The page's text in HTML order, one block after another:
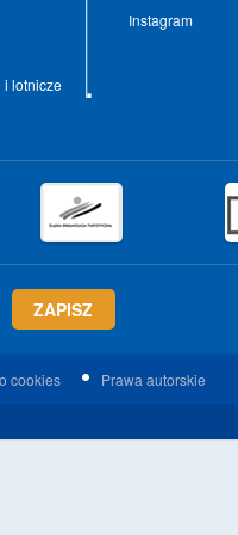
i lotnicze
Instagram
cookies Prawa autorskie